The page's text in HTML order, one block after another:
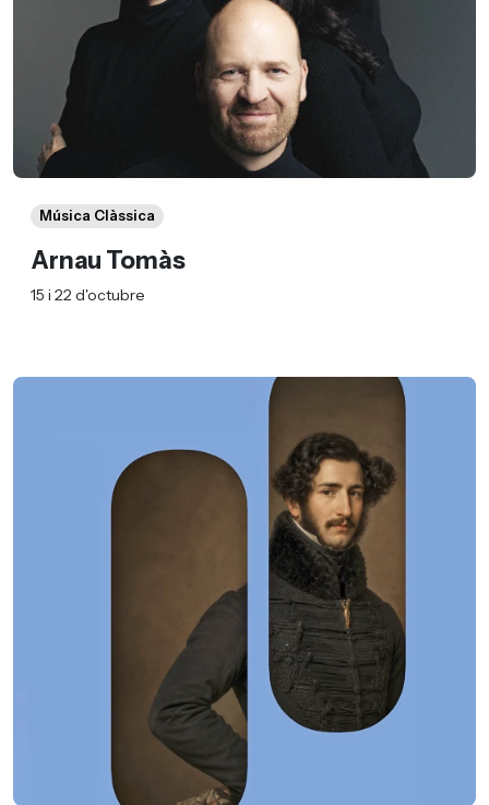
Música Clàssica
Arnau Tomàs
15 i 22 d'octubre